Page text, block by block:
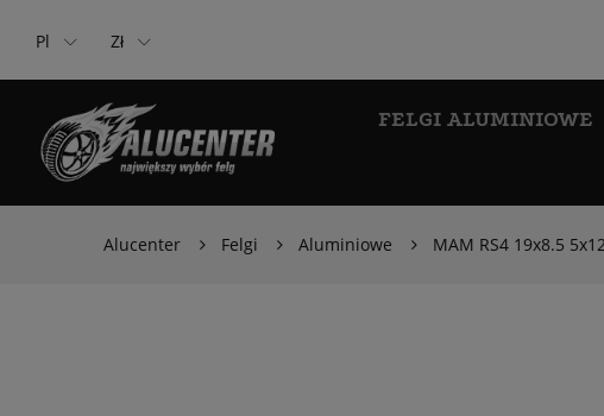
Pl Zł
FELGI ALUMINIOWE
Alucenter Felgi Aluminiowe MAM RS4 19x8.5